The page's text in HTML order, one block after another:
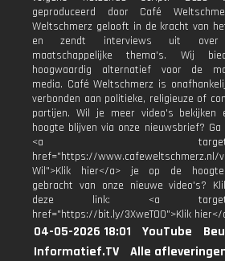
geproduceerd door Café
Weltschmerz gelooft in de kracht van
en zendt interviews uit over
maatschappelijke thema's. Wij
hoogwaardig alternatief voor de
media. Café Weltschmerz is
verbonden aan politieke, religieuze of
partijen. Wil je meer video's bekijken
hoogte blijven via onze nieuwsbrief? Ga
<a
href="https://www.cafeweltschmerz.nl/
Wil">Klik hier</a> je op de
gebracht van onze nieuwe video's?
deze link: <a
href="https://bit.ly/3XweTO0">Klik hier</
04-05-2026 18:01 YouTube
Informatief.TV
Alle